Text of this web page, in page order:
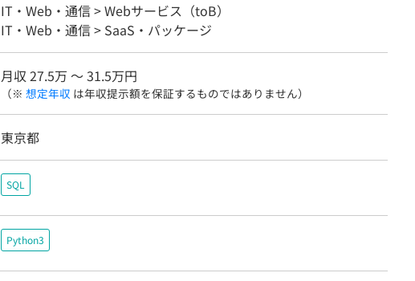
IT・Web・通信 > Webサービス（toB）
IT・Web・通信 > SaaS・パッケージ
月収 27.5万 〜 31.5万円
（※ 想定年収 は年収提示額を保証するものではありません）
東京都
SQL
Python3